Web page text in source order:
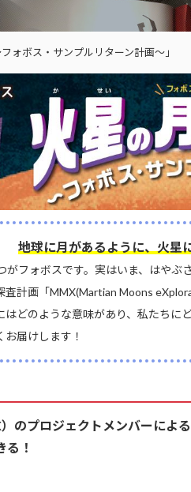
ボス・サンプルリターン計画～」
地球に月があるように、火星
がフォボスです。実はいま、はや
査計画「MMX(Martian Moons
どのような意味があり、私たち
届けします！
のプロジェクトメンバーによる
！